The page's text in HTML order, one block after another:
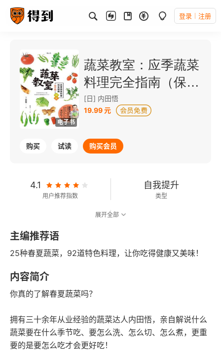
登录 注册
电子书
蔬菜教室：应季蔬菜
料理完全指南（保存
版·春夏）
[日] 内田悟
19.99 元
购买 试读 购买会员
4.1
用户推荐指数
自我提升
类型
102千字
字数
2018-04-01
发行日期
展开全部
主编推荐语
25种春夏蔬菜，92道特色料理，让你吃得健康又美味！
内容简介
你真的了解春夏蔬菜吗？
拥有三十余年从业经验的蔬菜达人内田悟，亲自解说什么
蔬菜要在什么季节吃、要怎么洗、怎么切、怎么煮，更重
要的是要怎么吃才会更好吃！